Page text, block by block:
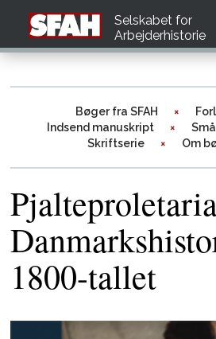
Selskabet for
Arbejderhistorie
Bøger fra SFAH
Indsend manuskript
Skriftserie
Om
1800-tallet